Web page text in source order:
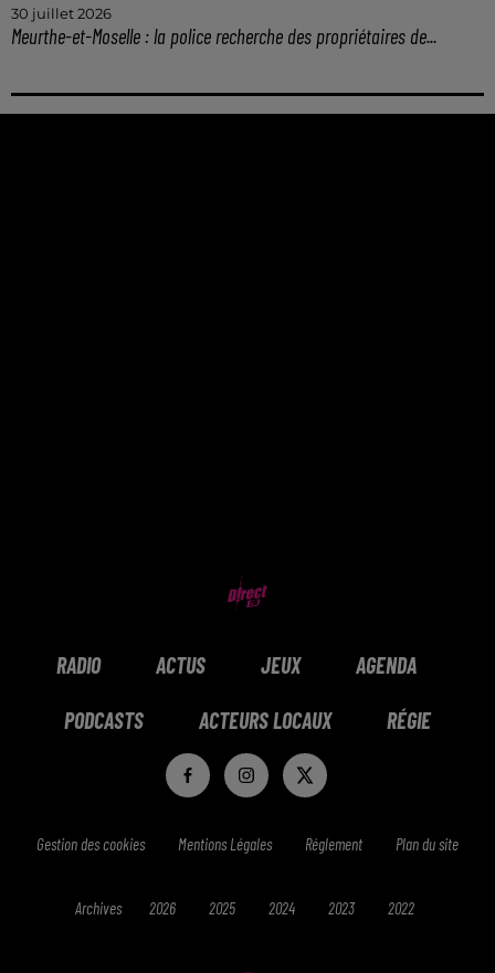
30 juillet 2026
Meurthe-et-Moselle : la police recherche des propriétaires de...
RADIO ACTUS JEUX AGENDA
PODCASTS ACTEURS LOCAUX RÉGIE
Gestion des cookies Mentions Légales Réglement Plan du site
Archives 2026 2025 2024 2023 2022